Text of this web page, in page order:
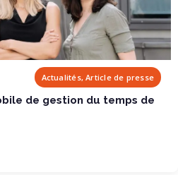
du temps de travail
Actualités, Article de presse
de gestion du temps de